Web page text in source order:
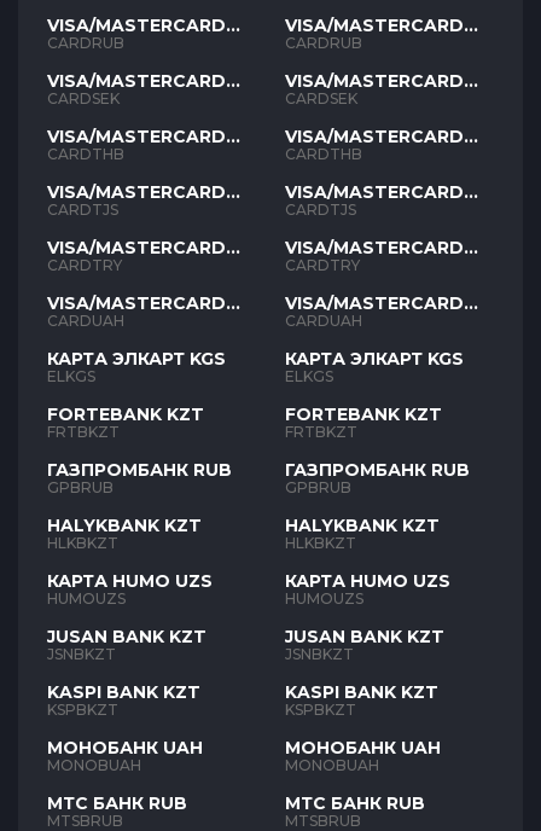
VISA/MASTERCARD
RUB
CARDRUB
VISA/MASTERCARD
SEK
CARDSEK
VISA/MASTERCARD
THB
CARDTHB
VISA/MASTERCARD
TJS
CARDTJS
VISA/MASTERCARD
TYR
CARDTRY
VISA/MASTERCARD
UAH
CARDUAH
КАРТА ЭЛКАРТ KGS
ELKGS
FORTEBANK KZT
FRTBKZT
ГАЗПРОМБАНК RUB
GPBRUB
HALYKBANK KZT
HLKBKZT
КАРТА HUMO UZS
HUMOUZS
JUSAN BANK KZT
JSNBKZT
KASPI BANK KZT
KSPBKZT
МОНОБАНК UAH
MONOBUAH
МТС БАНК RUB
MTSBRUB
VISA/MASTERCARD
RUB
CARDRUB
VISA/MASTERCARD
SEK
CARDSEK
VISA/MASTERCARD
THB
CARDTHB
VISA/MASTERCARD
TJS
CARDTJS
VISA/MASTERCARD
TYR
CARDTRY
VISA/MASTERCARD
UAH
CARDUAH
КАРТА ЭЛКАРТ KGS
ELKGS
FORTEBANK KZT
FRTBKZT
ГАЗПРОМБАНК RUB
GPBRUB
HALYKBANK KZT
HLKBKZT
КАРТА HUMO UZS
HUMOUZS
JUSAN BANK KZT
JSNBKZT
KASPI BANK KZT
KSPBKZT
МОНОБАНК UAH
MONOBUAH
МТС БАНК RUB
MTSBRUB